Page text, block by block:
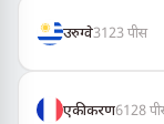
उरुग्वे3123पीस
एकीकरण6128